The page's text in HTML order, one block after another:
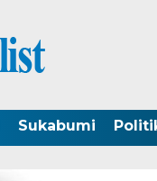
Sukabumi